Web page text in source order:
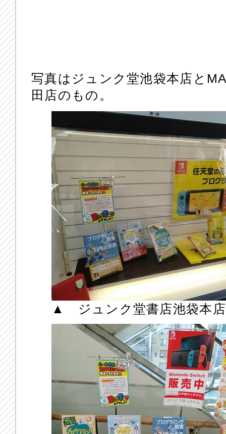
写真はジュンク堂池袋本店と
田店のもの。
▲ ジュンク堂書店池袋本店